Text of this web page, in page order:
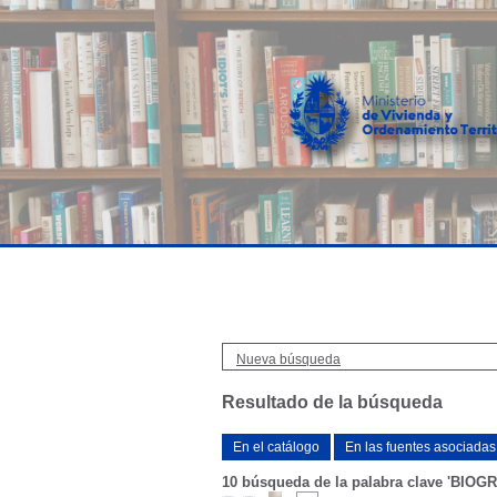
Nueva búsqueda
Resultado de la búsqueda
En el catálogo En las fuentes asociadas
10 búsqueda de la palabra clave